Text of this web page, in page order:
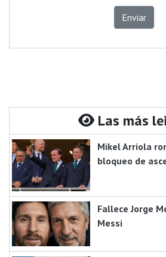
Enviar
Las más
Mikel Arriola
bloqueo de
Fallece Jorge
Messi